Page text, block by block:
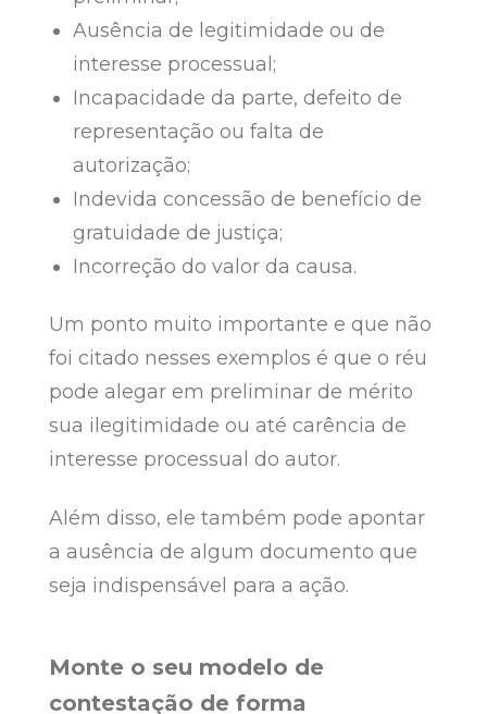
Ausência de legitimidade ou de
interesse processual;
Incapacidade da parte, defeito de
representação ou falta de
autorização;
Indevida concessão de benefício de
gratuidade de justiça;
Incorreção do valor da causa.
Um ponto muito importante e que não
foi citado nesses exemplos é que o réu
pode alegar em preliminar de mérito
sua ilegitimidade ou até carência de
interesse processual do autor.
Além disso, ele também pode apontar
a ausência de algum documento que
seja indispensável para a ação.
Monte o seu modelo de
contestação de forma